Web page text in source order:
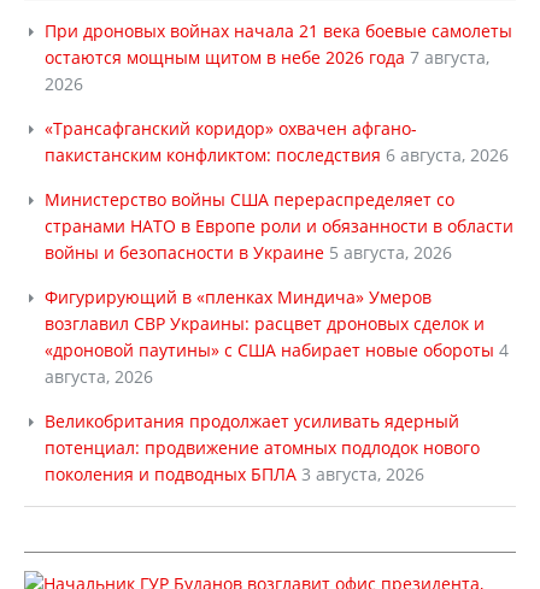
При дроновых войнах начала 21 века боевые самолеты
остаются мощным щитом в небе 2026 года 7 августа,
2026
«Трансафганский коридор» охвачен афгано-
пакистанским конфликтом: последствия 6 августа, 2026
Министерство войны США перераспределяет со
странами НАТО в Европе роли и обязанности в области
войны и безопасности в Украине 5 августа, 2026
Фигурирующий в «пленках Миндича» Умеров
возглавил СВР Украины: расцвет дроновых сделок и
«дроновой паутины» с США набирает новые обороты 4
августа, 2026
Великобритания продолжает усиливать ядерный
потенциал: продвижение атомных подлодок нового
поколения и подводных БПЛА 3 августа, 2026